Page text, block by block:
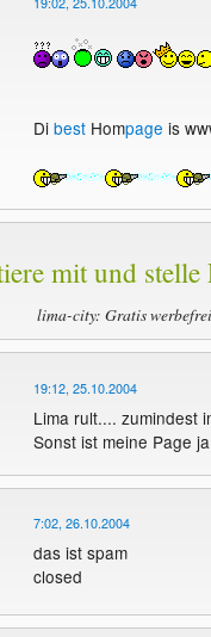
Di bestHompage is
mit und stelle
lima-city: Gratis
19:12, 25.10.2004
Lima rult.... zumindest
Sonst ist meine Page
7:02, 26.10.2004
das ist spam
closed